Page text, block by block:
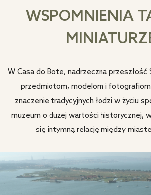
WSPOMNIENIA
W Casa do Bote, nadrzeczna przeszłość
przedmiotom, modelom i
znaczenie tradycyjnych łodzi w życiu
muzeum o dużej wartości historycznej,
się intymną relację między